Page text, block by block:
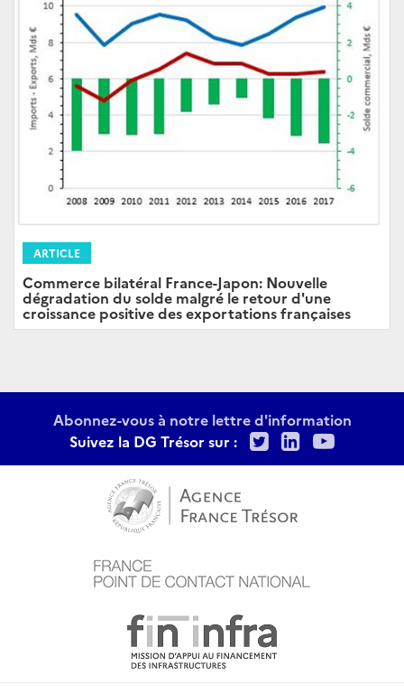
ARTICLE
Commerce bilatéral France-Japon: Nouvelle
dégradation du solde malgré le retour d'une
croissance positive des exportations françaises
Abonnez-vous à notre lettre d'information
Suivez la DG Trésor sur :
TwitterLinkedIn